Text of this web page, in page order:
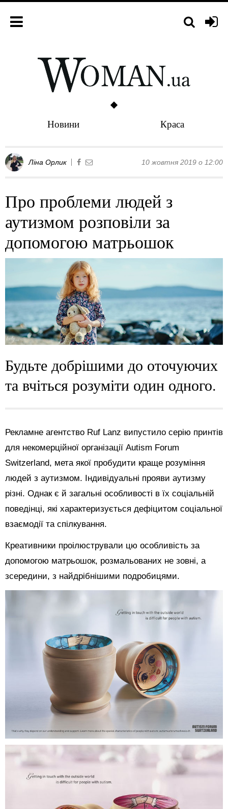
Новини Краса
Ліна Орлик 10 жовтня 2019 о 12:00
Про проблеми людей з
аутизмом розповіли за
допомогою матрьошок
Будьте добрішими до оточуючих
та вчіться розуміти один одного.
Рекламне агентство Ruf Lanz випустило серію принтів
для некомерційної організації Autism Forum
Switzerland, мета якої пробудити краще розуміння
людей з аутизмом. Індивідуальні прояви аутизму
різні. Однак є й загальні особливості в їх соціальній
поведінці, які характеризується дефіцитом соціальної
взаємодії та спілкування.
Креативники проілюстрували цю особливість за
допомогою матрьошок, розмальованих не зовні, а
зсередини, з найдрібнішими подробицями.